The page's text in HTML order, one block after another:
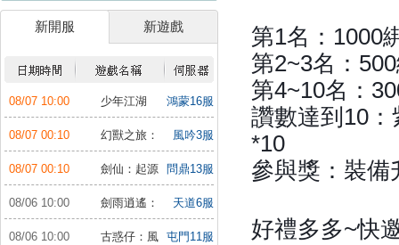
新開服 新遊戲
08/07 10:00
少年江湖
行：福利版
鴻蒙16服
08/07 00:10
幻獸之旅：
新紀元
風吟3服
08/07 00:10 劍仙：起源 問鼎13服
08/06 10:00
劍雨逍遙：
夢幻仙緣
天道6服
08/06 10:00
古惑仔：風 屯門11服
第1名：1000
第2~3名：
第4~10名：
讚數達到10
*10
參與獎：裝備
好禮多多~快